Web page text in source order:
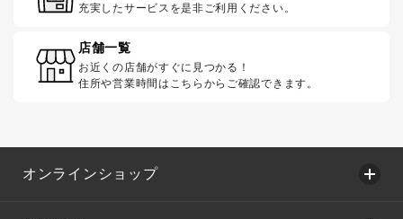
充実したサービスを是非ご利用ください。
店舗一覧
お近くの店舗がすぐに見つかる！
住所や営業時間はこちらからご確認できます。
オンラインショップ